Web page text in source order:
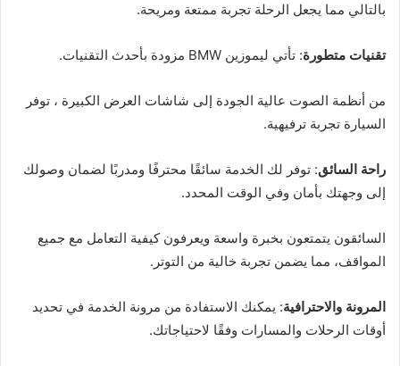
بالتالي مما يجعل الرحلة تجربة ممتعة ومريحة.
تقنيات متطورة: تأتي ليموزين BMW مزودة بأحدث التقنيات.
من أنظمة الصوت عالية الجودة إلى شاشات العرض الكبيرة ، توفر
السيارة تجربة ترفيهية.
راحة السائق: توفر لك الخدمة سائقًا محترفًا ومدربًا لضمان وصولك
إلى وجهتك بأمان وفي الوقت المحدد.
السائقون يتمتعون بخبرة واسعة ويعرفون كيفية التعامل مع جميع
المواقف، مما يضمن تجربة خالية من التوتر.
المرونة والاحترافية: يمكنك الاستفادة من مرونة الخدمة في تحديد
أوقات الرحلات والمسارات وفقًا لاحتياجاتك.